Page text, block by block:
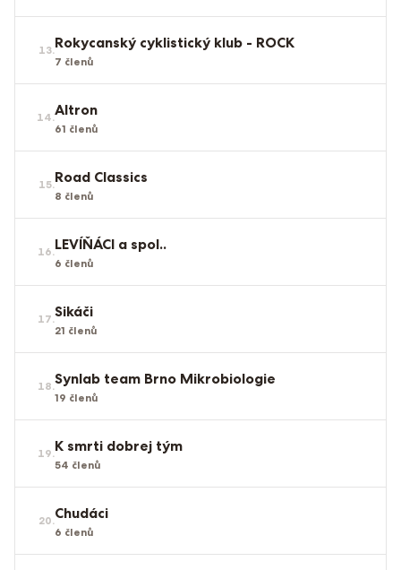
13.Rokycanský cyklistický klub - ROCK
7 členů
14.Altron
61 členů
15.Road Classics
8 členů
16.LEVÍŇÁCI a spol..
6 členů
17.Sikáči
21 členů
18.Synlab team Brno Mikrobiologie
19 členů
19.K smrti dobrej tým
54 členů
20.Chudáci
6 členů